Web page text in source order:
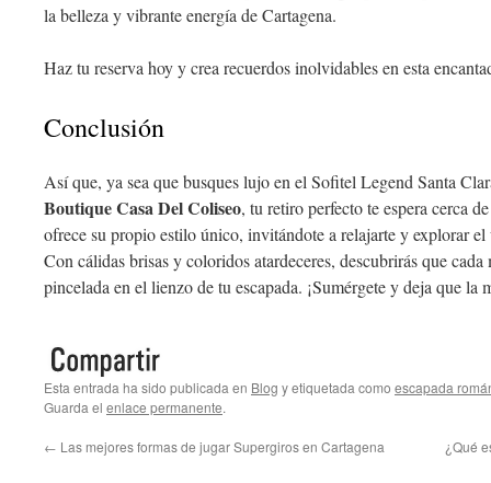
la belleza y vibrante energía de Cartagena.
Haz tu reserva hoy y crea recuerdos inolvidables en esta
Conclusión
Así que, ya sea que busques lujo en el Sofitel Legend Santa
Boutique Casa Del Coliseo, tu retiro perfecto te espera cerca
ofrece su propio estilo único, invitándote a relajarte y explorar el
Con cálidas brisas y coloridos atardeceres, descubrirás que
pincelada en el lienzo de tu escapada. ¡Sumérgete y deja que la
Esta entrada ha sido publicada en Blog y etiquetada como escapada
Guarda el enlace permanente.
← Las mejores formas de jugar Supergiros en Cartagena ¿Qué